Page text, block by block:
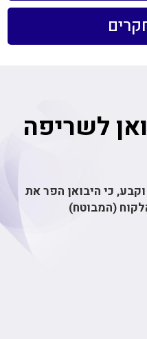
לשריפה
כי היבואן הפר את
(המבוטח)